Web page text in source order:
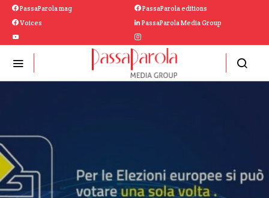
PassaParola mag
PassaParola editions
Voices
PassaParola Media Group